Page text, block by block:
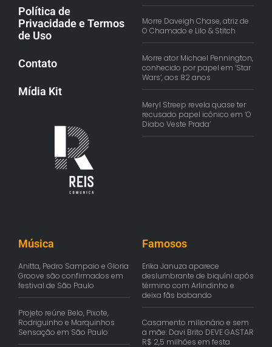
Política de
Privacidade e Termos
de Uso
Contato
Mídia Kit
Morre Daveigh Chase, atriz de
O Chamado e Lilo & Stitch
Morre ator Michael Pennington,
conhecido por papel em ‘Star
Wars’, aos 82 anos
Meryl Streep revela quase ter
recusado papel icônico em ‘O
Diabo Veste Prada’
Música
Anitta, Pedro Sampaio e Gloria
Groove são confirmados em
festival de São Paulo
Projeto reúne Belo, Pixote,
Rodriguinho e Marquinhos
Sensação em São Paulo
Famosos
Erika Januza aparece
deslumbrante de biquíni após
término com Arlindinho e
deixa fãs babando
Casamento milionário e sem
a mãe: Davi Brito DEVE GASTAR
R$ 2,5 milhões em festa